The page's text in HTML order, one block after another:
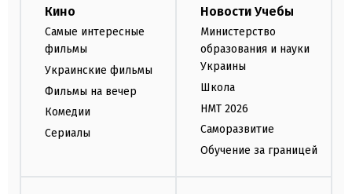
Кино
Самые интересные
фильмы
Украинские фильмы
Фильмы на вечер
Комедии
Сериалы
Новости Учебы
Министерство
образования и науки
Украины
Школа
НМТ 2026
Саморазвитие
Обучение за границей